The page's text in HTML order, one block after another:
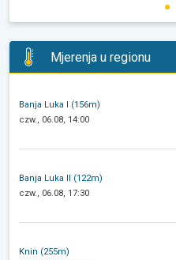
Mjerenja u regionu
Banja Luka I (156m)
czw., 06.08, 14:00
Banja Luka II (122m)
czw., 06.08, 17:30
Knin (255m)